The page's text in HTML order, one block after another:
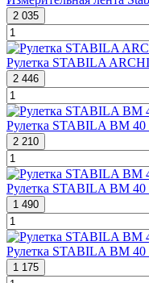
2 035
Рулетка STABILA
2 446
Рулетка STABILA BM 40
2 210
Рулетка STABILA BM
1 490
Рулетка STABILA BM 40
1 175